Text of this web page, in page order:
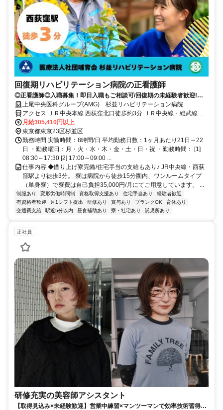
回復期リハビリテーション病院の正看護師
◎正看護師◎入職募集！即日入職もご相談可/回復期の未経験者歓迎!！/
寮完備/年間休日120日/西荻窪駅徒歩3分♪
上尾中央医科グループ(AMG) 杉並リハビリテーション病院
アクセス ＪＲ中央本線 西荻窪北口徒歩約3分 ＪＲ中央線・総武線 西
荻窪駅北口より徒歩約3分
月給305,410円以上
東京都東京23区杉並区
勤務時間 実働時間：8時間/日 平均勤務日数：1ヶ月あたり21日～22
日 ・勤務曜日：月・火・水・木・金・土・日・祝 ・勤務時間： [1]
08:30～17:30 [2] 17:00～09:00 ...
仕事内容 ◆借り上げ寮完備/住宅手当の支給もあり♪ JR中央線・西荻
窪駅より徒歩3分。 寮は病院から徒歩15分圏内、ワンルームタイプ
（単身寮）で寮費は自己負担35,000円/月にてご用意しています。 ...
制服あり 変形労働時間制 資格取得支援あり 住宅手当あり
経験者歓迎
有資格者歓迎
月1シフト提出 研修あり 賞与あり ブランクOK
育休あり
交通費支給
駅近5分以内 昼食補助あり 寮・社宅あり 託児所あり
正社員
研修充実の美容師アシスタント
【取得見込み×未経験歓迎】営業中練習×マンツーマンで効率技術習得／